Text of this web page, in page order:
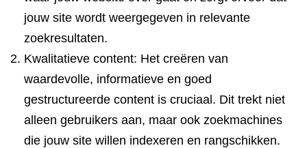
jouw site wordt weergegeven in relevante
zoekresultaten.
Kwalitatieve content: Het creëren van
waardevolle, informatieve en goed
gestructureerde content is cruciaal. Dit trekt niet
alleen gebruikers aan, maar ook zoekmachines
die jouw site willen indexeren en rangschikken.